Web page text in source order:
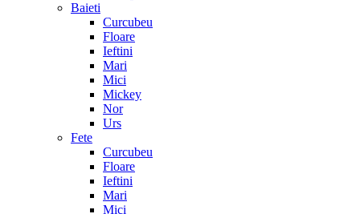
Baieti
Curcubeu
Floare
Ieftini
Mari
Mici
Mickey
Nor
Urs
Fete
Curcubeu
Floare
Ieftini
Mari
Mici